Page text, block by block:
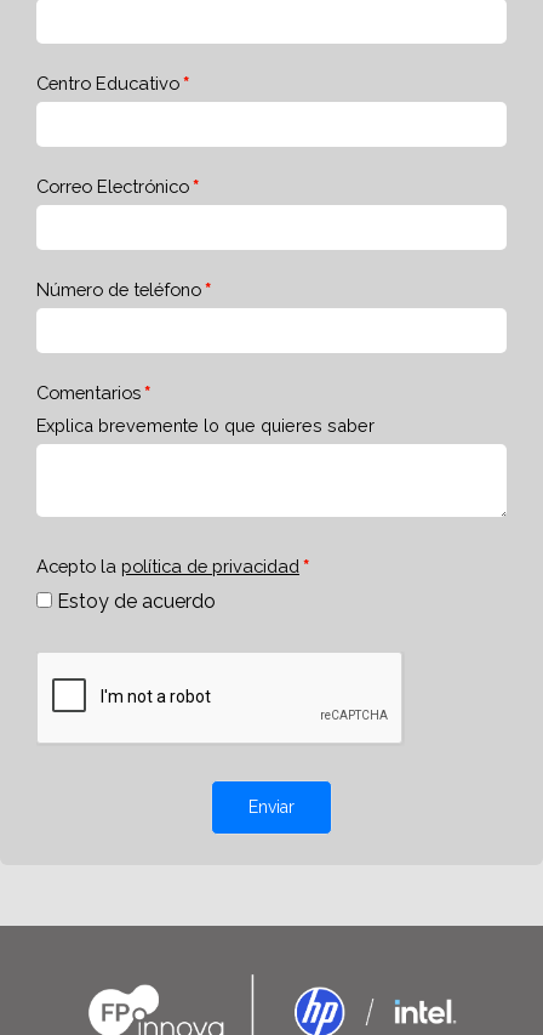
Centro Educativo
Correo Electrónico
Número de teléfono
Comentarios
Explica brevemente lo que quieres saber
Acepto la política de privacidad
Estoy de acuerdo
Enviar